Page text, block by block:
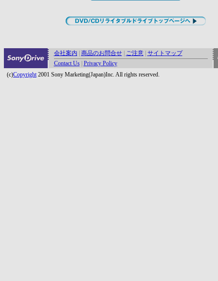
会社案内 商品のお問合せ| ご注意| サイトマップ
Contact Us| Privacy Policy
(c)Copyright2001 Sony Marketing(Japan)Inc. All rights reserved.